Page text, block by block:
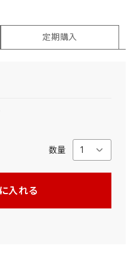
定期購入
数量
入れる